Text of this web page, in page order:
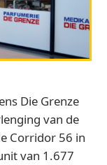
Die Grenze
van de
Corridor 56 in
van 1.677